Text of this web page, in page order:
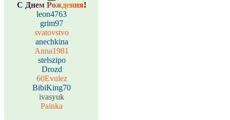
С Днем Рождения!
leon4763
grim97
svatovstvo
anechkina
Anna1981
stelszipo
Drozd
60Evulez
BibiKing70
ivasyuk
Painka